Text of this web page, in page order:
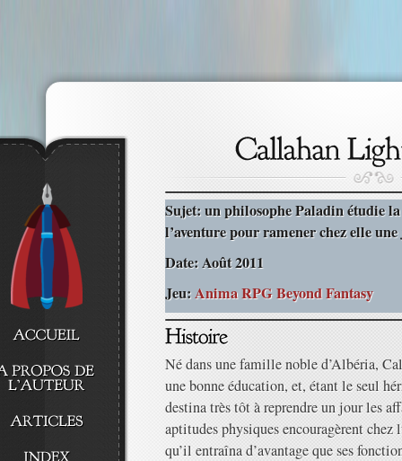
Sujet: un philosophe Paladin étudie
l’aventure pour ramener chez elle une
Date: Août 2011
Jeu:Anima RPG Beyond Fantasy
Né dans une famille noble d’Albéria,
une bonne éducation, et, étant le seul
destina très tôt à reprendre un jour les
aptitudes physiques encouragèrent
qu’il entraîna d’avantage que ses